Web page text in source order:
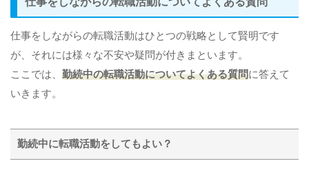
仕事をしながらの転職活動はひとつの戦略として賢明です
が、それには様々な不安や疑問が付きまといます。
ここでは、 勤続中の転職活動についてよくある質問に答えて
いきます。
勤続中に転職活動をしてもよい？